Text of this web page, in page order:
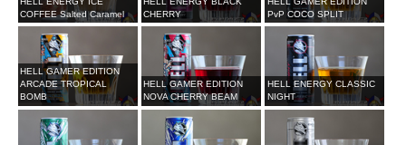
COFFEE Salted Caramel
CHERRY
PvP COCO SPLIT
HELL GAMER EDITION
ARCADE TROPICAL
BOMB
HELL GAMER EDITION
NOVA CHERRY BEAM
HELL ENERGY CLASSIC
NIGHT